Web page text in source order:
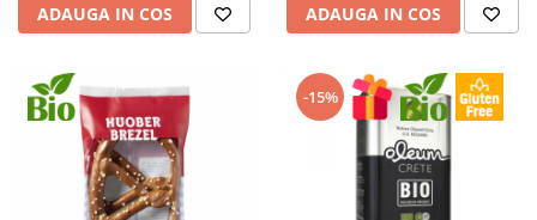
ADAUGA IN COS ADAUGA IN COS
-15%